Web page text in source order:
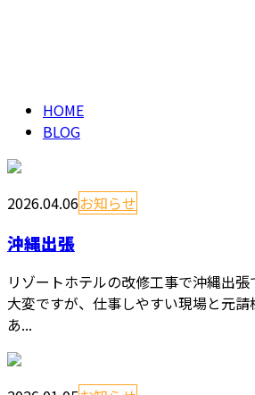
HOME
BLOG
2026.04.06お知らせ
沖縄出張
リゾートホテルの改修工事で沖縄出
大変ですが、仕事しやすい現場と元
あ...